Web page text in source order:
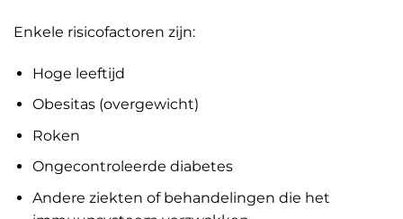
Enkele risicofactoren zijn:
Hoge leeftijd
Obesitas (overgewicht)
Roken
Ongecontroleerde diabetes
Andere ziekten of behandelingen die het